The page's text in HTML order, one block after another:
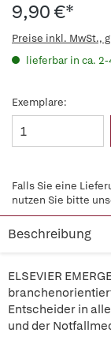
9,90 €*
Preise inkl. MwSt.,
lieferbar in ca.
Exemplare:
Falls Sie eine
nutzen Sie bitte
Beschreibung
ELSEVIER
Entscheider in
und der